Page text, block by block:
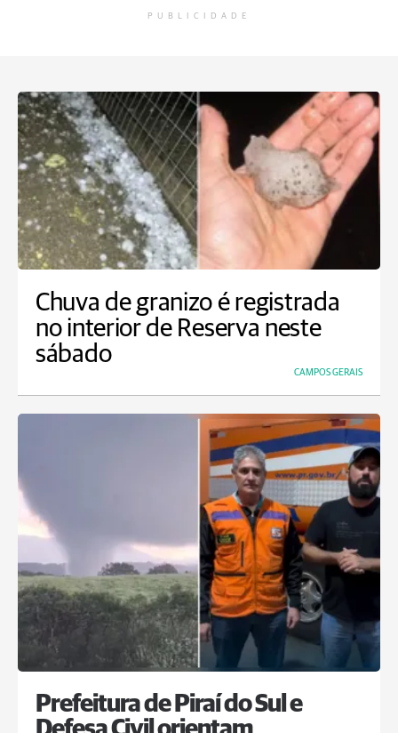
PUBLICIDADE
Chuva de granizo é registrada
no interior de Reserva neste
sábado
CAMPOS GERAIS
Prefeitura de Piraí do Sul e